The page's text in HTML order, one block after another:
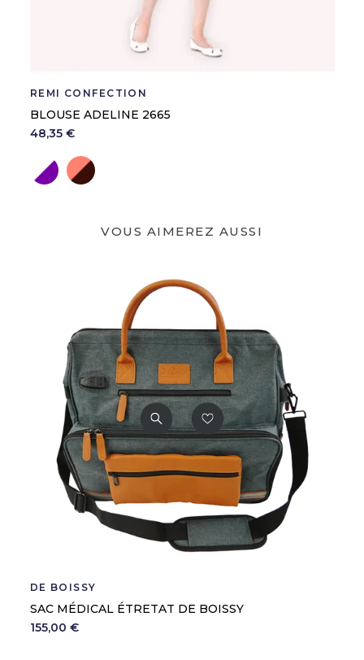
REMI CONFECTION
BLOUSE ADELINE 2665
48,35 €
Blanc/Violine
Corail/Iris
VOUS AIMEREZ AUSSI
DE BOISSY
SAC MÉDICAL ÉTRETAT DE BOISSY
155,00 €